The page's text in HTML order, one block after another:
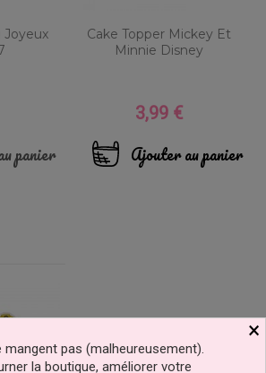
Joyeux
panier
Cake Topper Mickey Et
Minnie Disney
Prix
3,99 €
Ajouter au panier
×
pas (malheureusement).
la boutique, améliorer votre